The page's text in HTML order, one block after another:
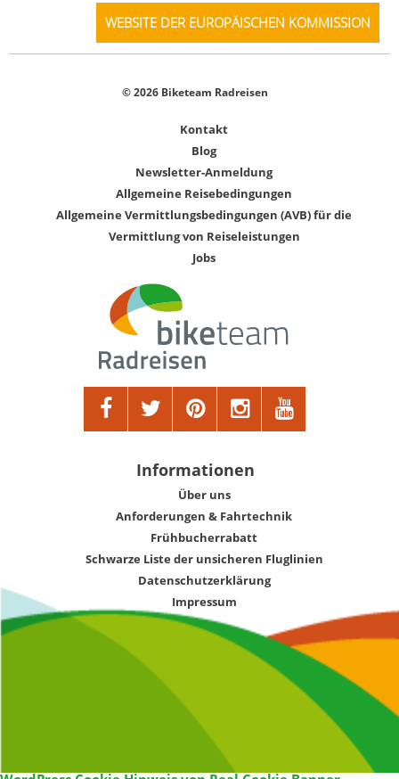
WEBSITE DER EUROPÄISCHEN KOMMISSION
© 2026 Biketeam Radreisen
Kontakt
Blog
Newsletter-Anmeldung
Allgemeine Reisebedingungen
Allgemeine Vermittlungsbedingungen (AVB) für die
Vermittlung von Reiseleistungen
Jobs
Informationen
Über uns
Anforderungen & Fahrtechnik
Frühbucherrabatt
Schwarze Liste der unsicheren Fluglinien
Datenschutzerklärung
Impressum